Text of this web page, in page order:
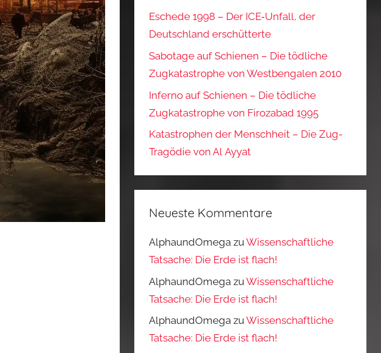
Eschede 1998 – Der ICE‑Unfall, der
Deutschland erschütterte
Sabotage auf Schienen – Die tödliche
Zugkatastrophe von Westbengalen 2010
Inferno auf Schienen – Die tödliche
Zugkatastrophe von Firozabad 1995
Katastrophen der Menschheit – Die Zug-
Tragödie von Al Ayyat
Neueste Kommentare
AlphaundOmega zuWissenschaftliche
Tatsache: Die Erde ist flach!
AlphaundOmega zuWissenschaftliche
Tatsache: Die Erde ist flach!
AlphaundOmega zuWissenschaftliche
Tatsache: Die Erde ist flach!